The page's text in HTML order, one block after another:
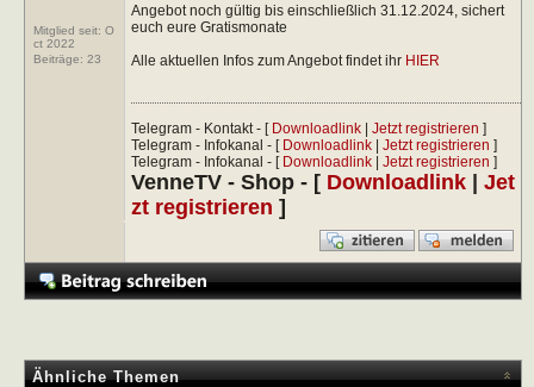
Mitglied seit: O
ct 2022
Beiträge: 23
Angebot noch gültig bis einschließlich 31.12.2024, sichert
euch eure Gratismonate
Alle aktuellen Infos zum Angebot findet ihr HIER
Telegram - Kontakt - [ Downloadlink| Jetzt registrieren ]
Telegram - Infokanal - [ Downloadlink| Jetzt registrieren ]
Telegram - Infokanal - [ Downloadlink| Jetzt registrieren ]
VenneTV - Shop - [ Downloadlink| Jet
zt registrieren ]
Ähnliche Themen